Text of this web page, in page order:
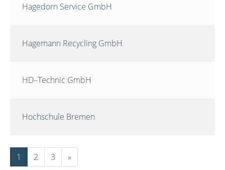
Hagedorn Service GmbH
Hagemann Recycling GmbH
HD–Technic GmbH
Hochschule Bremen
1 2 3 »